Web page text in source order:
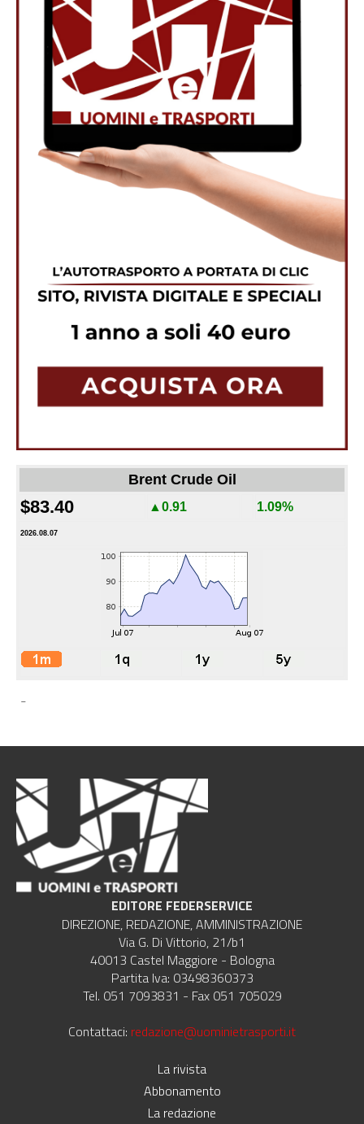
Brent Crude Oil
$83.40 ▲0.91 1.09%
2026.08.07
-
EDITORE FEDERSERVICE
DIREZIONE, REDAZIONE, AMMINISTRAZIONE
Via G. Di Vittorio, 21/b1
40013 Castel Maggiore - Bologna
Partita Iva: 03498360373
Tel. 051 7093831 - Fax 051 705029
Contattaci: redazione@uominietrasporti.it
La rivista
Abbonamento
La redazione